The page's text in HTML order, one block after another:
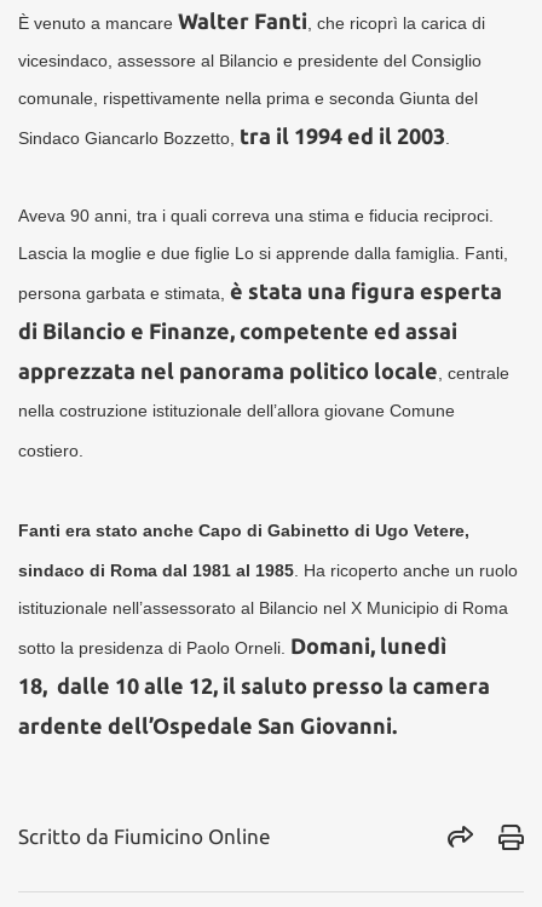
È venuto a mancare Walter Fanti , che ricoprì la carica di
vicesindaco, assessore al Bilancio e presidente del Consiglio
comunale, rispettivamente nella prima e seconda Giunta del
Sindaco Giancarlo Bozzetto, tra il 1994 ed il 2003
Aveva 90 anni, tra i quali correva una stima e fiducia reciproci.
Lascia la moglie e due figlie Lo si apprende dalla famiglia. Fanti,
persona garbata e stimata, è stata una figura esperta
di Bilancio e Finanze, competente ed assai
apprezzata nel panorama politico locale , centrale
nella costruzione istituzionale dell’allora giovane Comune
costiero.
Fanti era stato anche Capo di Gabinetto di Ugo Vetere,
sindaco di Roma dal 1981 al 1985 . Ha ricoperto anche un ruolo
istituzionale nell’assessorato al Bilancio nel X Municipio di Roma
sotto la presidenza di Paolo Orneli. Domani, lunedì
18, dalle 10 alle 12, il saluto presso la camera
ardente dell’Ospedale San Giovanni.
Scritto da Fiumicino Online